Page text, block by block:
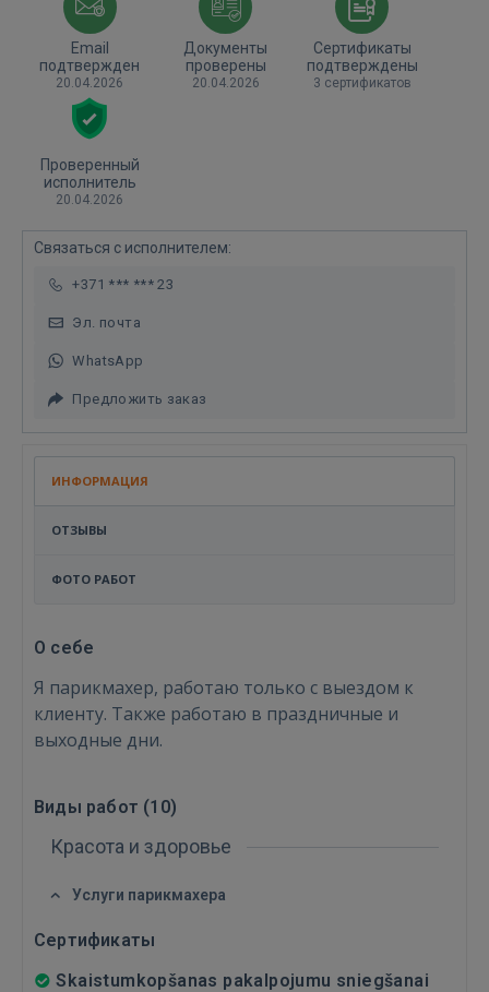
Email
подтвержден
20.04.2026
Документы
проверены
20.04.2026
Сертификаты
подтверждены
3 сертификатов
Проверенный
исполнитель
20.04.2026
Связаться с исполнителем:
+371 *** *** 23
Эл. почта
WhatsApp
Предложить заказ
ИНФОРМАЦИЯ
ОТЗЫВЫ
ФОТО РАБОТ
О себе
Я парикмахер, работаю только с выездом к
клиенту. Также работаю в праздничные и
выходные дни.
Виды работ (10)
Красота и здоровье
Услуги парикмахера
Сертификаты
Skaistumkopšanas pakalpojumu sniegšanai